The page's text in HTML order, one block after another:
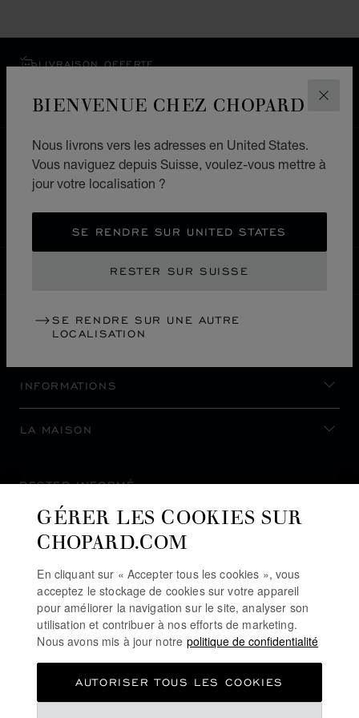
BIENVENUE CHEZ CHOPARD
Nous livrons vers les adresses en United States.
Vous naviguez depuis Suisse, voulez-vous mettre à
jour votre localisation ?
SE RENDRE SUR UNITED STATES
RESTER SUR SUISSE
SE RENDRE SUR UNE AUTRE
LOCALISATION
LIVRAISON OFFERTE
RETOURS & ÉCHANGES
ACCUEIL LOCALISER UNE BOUTIQUE
TOUTES LES BOUTIQUES
AMÉRIQUE LATINE ET CARAÏBES ÎLES CAÏMANS
LOCALISATION (CHANGER DE PAYS)
CHANGER DE PAYS
NOUS CONTACTER
INFORMATIONS
LA MAISON
RESTER INFORMÉ
S’INSCRIRE À LA NEWSLETTER
POLITIQUE DES COOKIES
GÉRER LES COOKIES SUR
CHOPARD.COM
En cliquant sur « Accepter tous les cookies », vous
acceptez le stockage de cookies sur votre appareil
pour améliorer la navigation sur le site, analyser son
utilisation et contribuer à nos efforts de marketing.
Nous avons mis à jour notre politique de confidentialité
AUTORISER TOUS LES COOKIES